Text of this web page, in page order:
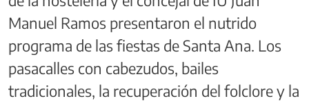
Manuel Ramos presentaron el nutrido
programa de las fiestas de Santa Ana. Los
pasacalles con cabezudos, bailes
tradicionales, la recuperación del folclore y la